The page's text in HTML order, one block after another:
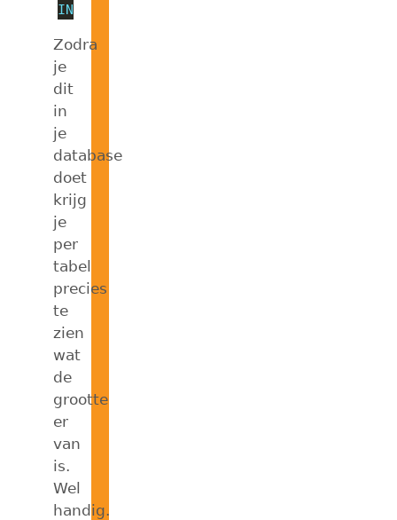
INSERT
Zodra
je
dit
in
je
database
doet
krijg
je
per
tabel
precies
te
zien
wat
de
grootte
er
van
is.
Wel
handig.